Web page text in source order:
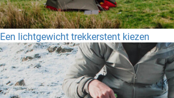
Een lichtgewicht trekkerstent kiezen